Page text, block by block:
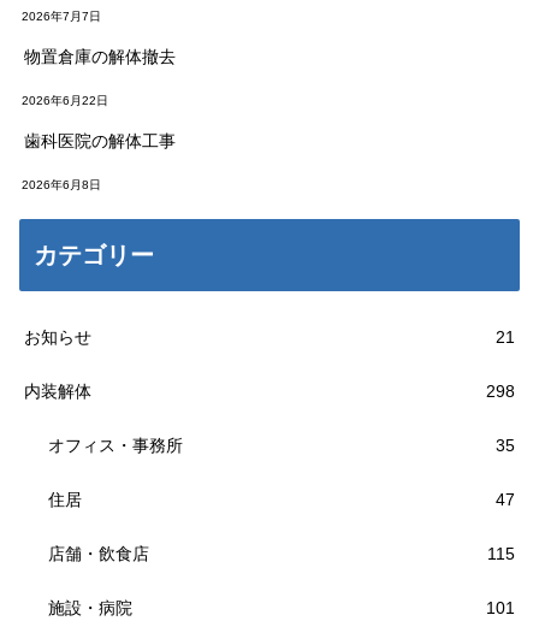
2026年7月7日
物置倉庫の解体撤去
2026年6月22日
歯科医院の解体工事
2026年6月8日
カテゴリー
お知らせ 21
内装解体 298
オフィス・事務所 35
住居 47
店舗・飲食店 115
施設・病院 101